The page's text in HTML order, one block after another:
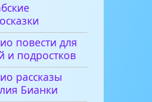
повести для
и подростков
рассказы
Бианки